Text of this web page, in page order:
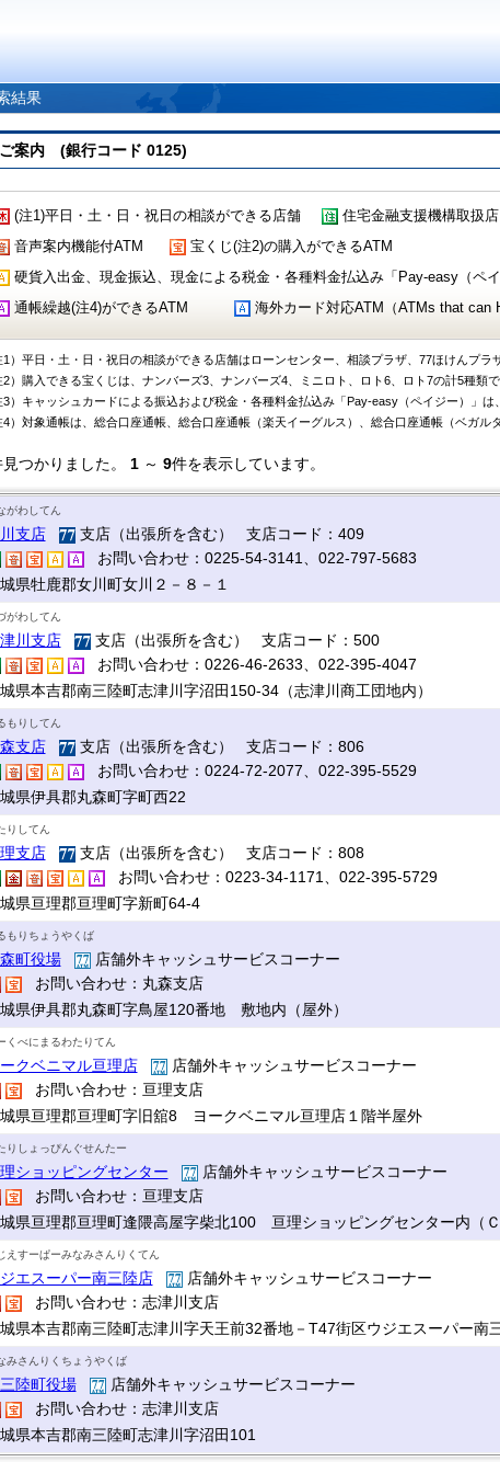
結果
案内 (銀行コード 0125)
(注1)平日・土・日・祝日の相談ができる店舗 住宅金融支援機構取扱店
音声案内機能付ATM
宝くじ(注2)の購入ができるATM
硬貨入出金、現金振込、現金による税金・各種料金払込み「Pay-easy（ペ
通帳繰越(注4)ができるATM
海外カード対応ATM（ATMs that can
1）平日・土・日・祝日の相談ができる店舗はローンセンター、相談プラザ、77ほけんプラ
2）購入できる宝くじは、ナンバーズ3、ナンバーズ4、ミニロト、ロト6、ロト7の計5種類で
3）キャッシュカードによる振込および税金・各種料金払込み「Pay-easy（ペイジー）」は
4）対象通帳は、総合口座通帳、総合口座通帳（楽天イーグルス）、総合口座通帳（ベガル
つかりました。 1～ 9件を表示しています。
がわしてん
支店
支店（出張所を含む） 支店コード：409
お問い合わせ：0225-54-3141、022-797-5683
県牡鹿郡女川町女川２－８－１
がわしてん
川支店
支店（出張所を含む） 支店コード：500
お問い合わせ：0226-46-2633、022-395-4047
県本吉郡南三陸町志津川字沼田150-34（志津川商工団地内）
もりしてん
支店
支店（出張所を含む） 支店コード：806
お問い合わせ：0224-72-2077、022-395-5529
県伊具郡丸森町字町西22
りしてん
支店
支店（出張所を含む） 支店コード：808
お問い合わせ：0223-34-1171、022-395-5729
県亘理郡亘理町字新町64-4
もりちょうやくば
町役場
店舗外キャッシュサービスコーナー
お問い合わせ：丸森支店
県伊具郡丸森町字鳥屋120番地 敷地内（屋外）
くべにまるわたりてん
クベニマル亘理店
店舗外キャッシュサービスコーナー
お問い合わせ：亘理支店
県亘理郡亘理町字旧舘8 ヨークベニマル亘理店１階半屋外
りしょっぴんぐせんたー
ショッピングセンター
店舗外キャッシュサービスコーナー
お問い合わせ：亘理支店
県亘理郡亘理町逢隈高屋字柴北100 亘理ショッピングセンター内（Ｃ
えすーぱーみなみさんりくてん
エスーパー南三陸店
店舗外キャッシュサービスコーナー
お問い合わせ：志津川支店
県本吉郡南三陸町志津川字天王前32番地－T47街区ウジエスーパー南
みさんりくちょうやくば
陸町役場
店舗外キャッシュサービスコーナー
お問い合わせ：志津川支店
県本吉郡南三陸町志津川字沼田101